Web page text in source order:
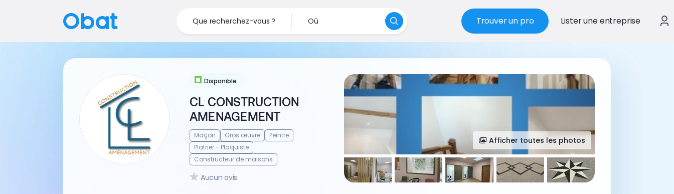
Que recherchez-vous ? Où Trouver un pro Lister une entreprise
Disponible
CL CONSTRUCTION
AMENAGEMENT
Maçon Gros œuvre
Peintre
Platrier - Plaquiste
Constructeur de maisons
Aucun avis
Afficher toutes les photos